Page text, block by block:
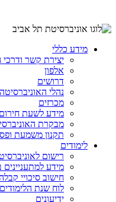
מידע כללי
יצירת קשר ודרכי
אלפון
דרושים
נהלי האוניברסיטה
מכרזים
מידע לשעת חירום
מבקרת
תקנון משמעת
לימודים
רישום
מידע למתעניינים
חישוב סיכויי
לוח שנת הלימודים
ידיעונים